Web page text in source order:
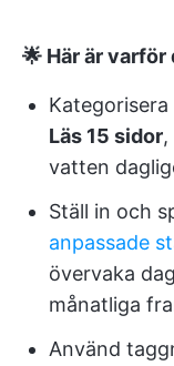
🌟 Här är
Läs 15 sidor,
vatten
Ställ in och
anpassade
övervaka
månatliga
Använd